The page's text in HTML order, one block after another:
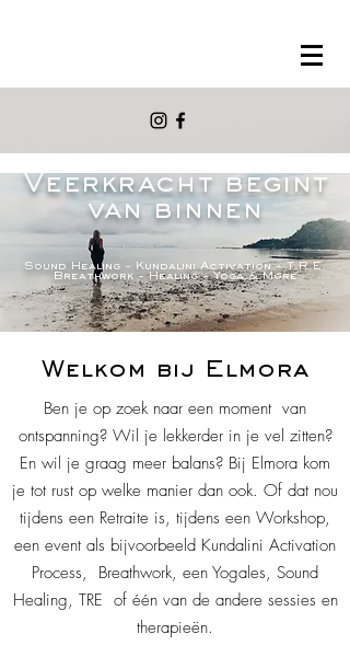
Veerkracht begint
van binnen
Sound Healing - Kundalini Activation - T.R.E.
Breathwork - Healing - Yoga & More
Welkom bij Elmora
Ben je op zoek naar een moment van
ontspanning? Wil je lekkerder in je vel zitten?
En wil je graag meer balans? Bij Elmora kom
je tot rust op welke manier dan ook. Of dat nou
tijdens een Retraite is, tijdens een Workshop,
een event als bijvoorbeeld Kundalini Activation
Process, Breathwork, een Yogales, Sound
Healing, TRE of één van de andere sessies en
therapieën.